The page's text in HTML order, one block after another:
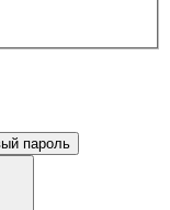
пароль